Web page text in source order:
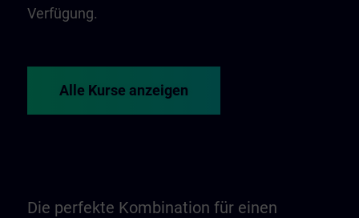
Verfügung.
Alle Kurse anzeigen
Die perfekte Kombination für einen